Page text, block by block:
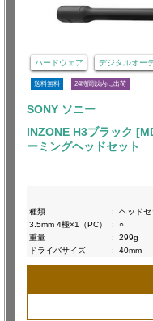
ハードウェア デジタルオー
送料無料 24時間以内に出荷
SONY ソニー
INZONE H3ブラック
ーミングヘッドセット
種類
:
ヘッドセ
3.5mm 4極×1（PC）
:
○
重量
:
299g
ドライバサイズ
: 40mm